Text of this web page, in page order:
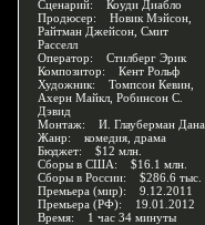
Сценарий: Коуди Диабло
Продюсер: Новик Мэйсон,
Райтман Джейсон, Смит
Расселл
Оператор: Стилберг Эрик
Композитор: Кент Рольф
Художник: Томпсон Кевин,
Ахерн Майкл, Робинсон С.
Дэвид
Монтаж: И. Глауберман Дана
Жанр: комедия, драма
Бюджет: $12 млн.
Сборы в США: $16.1 млн.
Сборы в России: $286.6 тыс.
Премьера (мир): 9.12.2011
Премьера (РФ): 19.01.2012
Время: 1 час 34 минуты